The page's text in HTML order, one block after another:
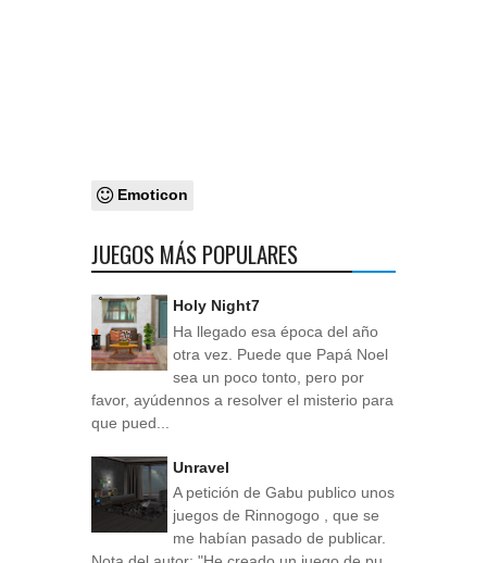
Emoticon
JUEGOS MÁS POPULARES
Holy Night7
Ha llegado esa época del año
otra vez. Puede que Papá Noel
sea un poco tonto, pero por
favor, ayúdennos a resolver el misterio para
que pued...
Unravel
A petición de Gabu publico unos
juegos de Rinnogogo , que se
me habían pasado de publicar.